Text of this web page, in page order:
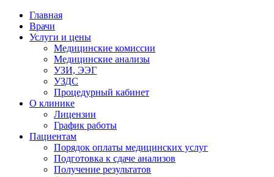
Главная
Врачи
Услуги и цены
Медицинские комиссии
Медицинские анализы
УЗИ, ЭЭГ
УЗДС
Процедурный кабинет
О клинике
Лицензии
График работы
Пациентам
Порядок оплаты медицинских услуг
Подготовка к сдаче анализов
Получение результатов